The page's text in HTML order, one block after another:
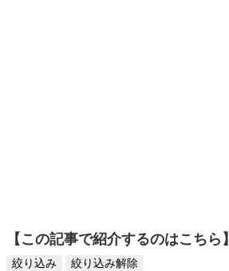
【この記事で紹介するのはこちら】
絞り込み
絞り込み解除